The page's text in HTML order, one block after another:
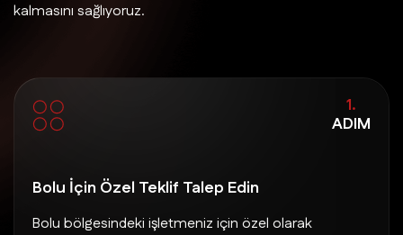
kalmasını sağlıyoruz.
1.
ADIM
Bolu İçin Özel Teklif Talep Edin
Bolu bölgesindeki işletmeniz için özel olarak